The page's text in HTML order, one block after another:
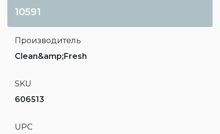
10591
Производитель
Clean&amp;Fresh
SKU
606513
UPC